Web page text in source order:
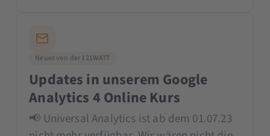
Neues von der 121WATT
Updates in unserem Google
Analytics 4 Online Kurs
📢 Universal Analytics ist ab dem 01.07.23